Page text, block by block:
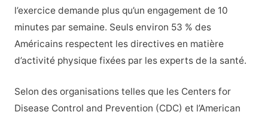
l’exercice demande plus qu’un engagement de 10
minutes par semaine. Seuls environ 53 % des
Américains respectent les directives en matière
d’activité physique fixées par les experts de la santé.
Selon des organisations telles que les Centers for
Disease Control and Prevention (CDC) et l’American